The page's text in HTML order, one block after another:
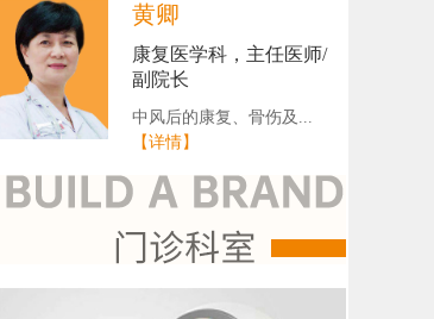
黄卿
康复医学科，主任医师/
副院长
中风后的康复、骨伤及...
【详情】